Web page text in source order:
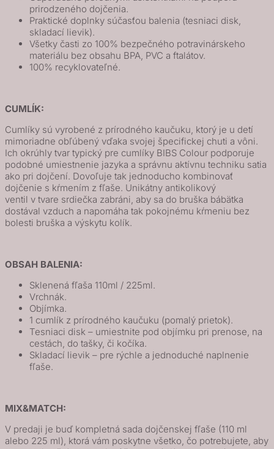
prirodzeného dojčenia.
Praktické doplnky súčasťou balenia (tesniaci disk,
skladací lievik).
Všetky časti zo 100% bezpečného potravinárskeho
materiálu bez obsahu BPA, PVC a ftalátov.
100% recyklovateľné.
CUMLÍK:
Cumlíky sú vyrobené z prírodného kaučuku, ktorý je u detí
mimoriadne obľúbený vďaka svojej špecifickej chuti a vôni.
Ich okrúhly tvar typický pre cumlíky BIBS Colour podporuje
podobné umiestnenie jazyka a správnu aktívnu techniku satia
ako pri dojčení. Dovoľuje tak jednoducho kombinovať
dojčenie s kŕmením z fľaše. Unikátny antikolikový
ventil v tvare srdiečka zabráni, aby sa do bruška bábätka
dostával vzduch a napomáha tak pokojnému kŕmeniu bez
bolesti bruška a výskytu kolík.
OBSAH BALENIA:
Sklenená fľaša 110ml / 225ml.
Vrchnák.
Objímka.
1 cumlík z prírodného kaučuku (pomalý prietok).
Tesniaci disk – umiestnite pod objímku pri prenose, na
cestách, do tašky, či kočíka.
Skladací lievik – pre rýchle a jednoduché naplnenie
fľaše.
MIX&MATCH:
V predaji je buď kompletná sada dojčenskej fľaše (110 ml
alebo 225 ml), ktorá vám poskytne všetko, čo potrebujete, aby